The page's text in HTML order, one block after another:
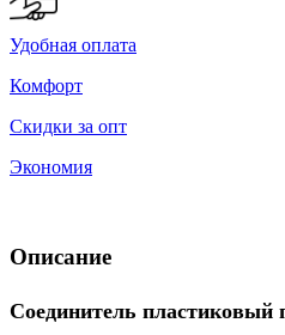
Удобная оплата
Комфорт
Скидки за опт
Экономия
Описание
Соединитель пластиковый